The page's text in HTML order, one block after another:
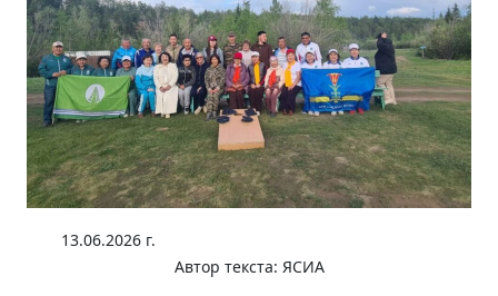
13.06.2026 г.
Автор текста: ЯСИА